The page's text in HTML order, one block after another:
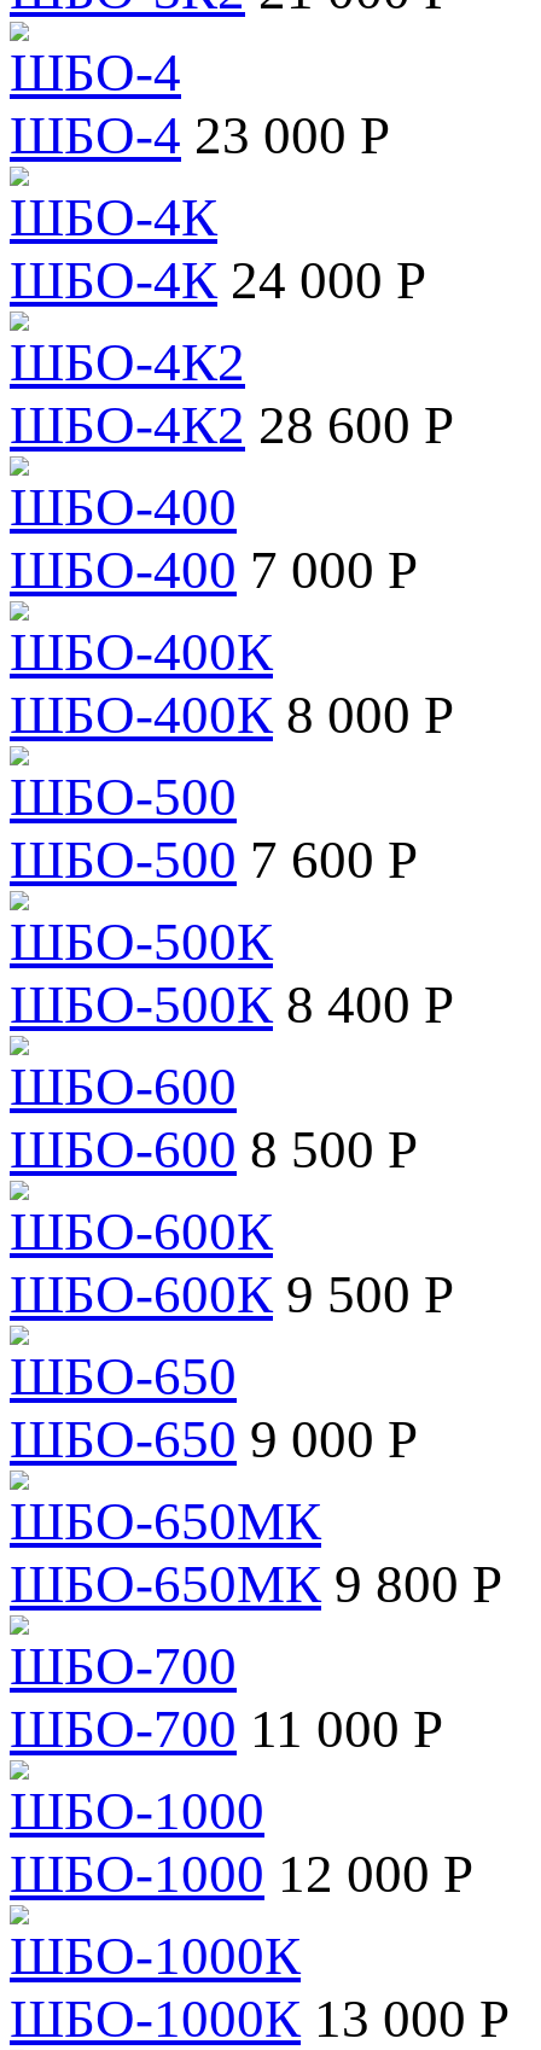
ШБО-4 23 000 Р
ШБО-4К 24 000 Р
ШБО-4К2 28 600 Р
ШБО-400 7 000 Р
ШБО-400К 8 000 Р
ШБО-500 7 600 Р
ШБО-500К 8 400 Р
ШБО-600 8 500 Р
ШБО-600К 9 500 Р
ШБО-650 9 000 Р
ШБО-650МК 9 800 Р
ШБО-700 11 000 Р
ШБО-1000 12 000 Р
ШБО-1000К 13 000 Р